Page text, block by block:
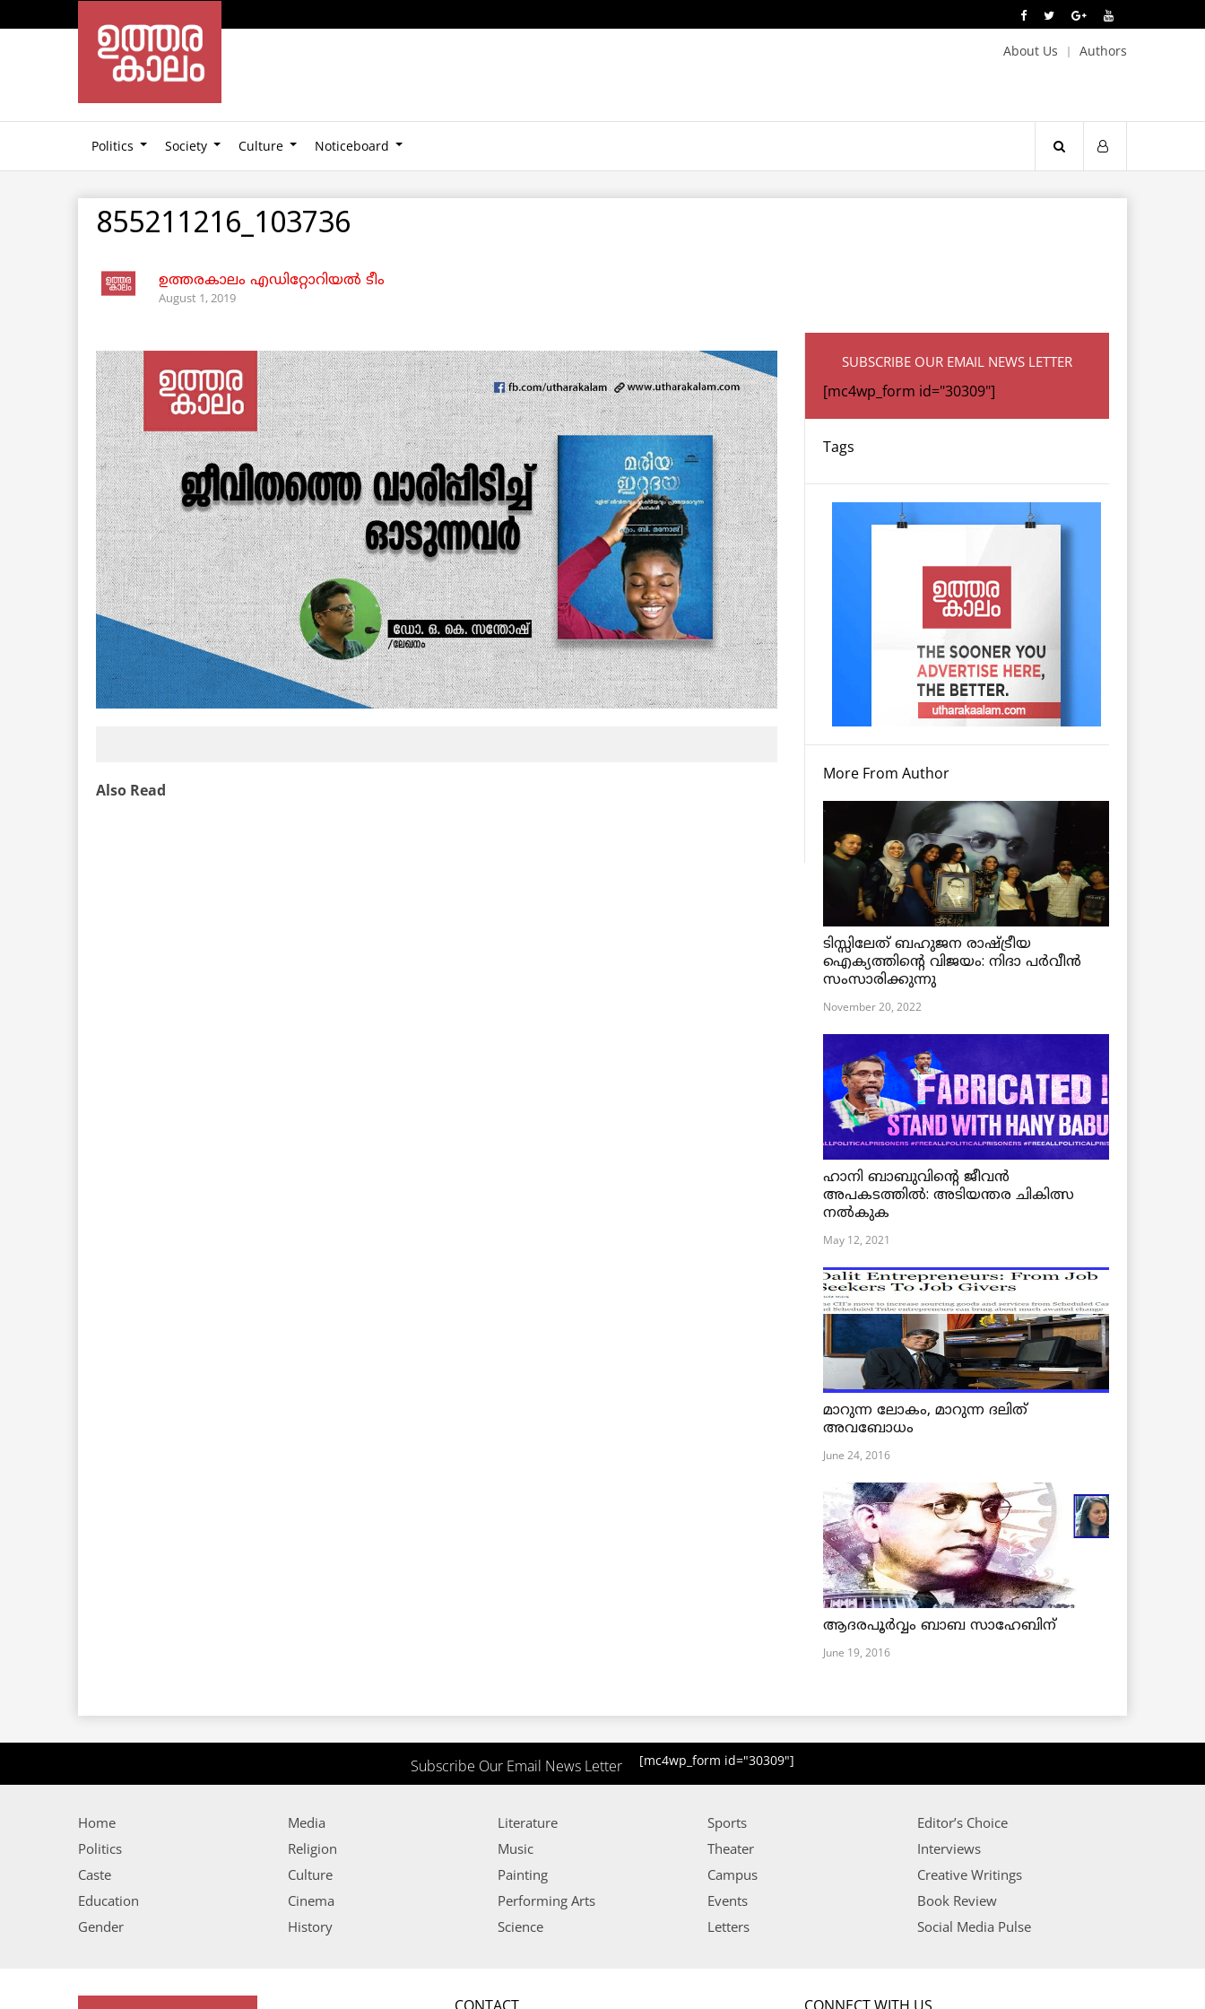
About Us Authors
Politics Society Culture Noticeboard
855211216_103736
ഉത്തരകാലം എഡിറ്റോറിയല്‍ ടീം
August 1, 2019
Also Read
SUBSCRIBE OUR EMAIL NEWS LETTER
[mc4wp_form id="30309"]
Tags
More From Author
ടിസ്സിലേത് ബഹുജന രാഷ്ട്രീയ
ഐക്യത്തിന്റെ വിജയം: നിദാ പർവീൻ
സംസാരിക്കുന്നു
November 20, 2022
ഹാനി ബാബുവിന്റെ ജീവൻ
അപകടത്തിൽ: അടിയന്തര ചികിത്സ
നൽകുക
May 12, 2021
മാറുന്ന ലോകം, മാറുന്ന ദലിത്
അവബോധം
June 24, 2016
ആദരപൂര്‍വ്വം ബാബ സാഹേബിന്
June 19, 2016
Subscribe Our Email News Letter [mc4wp_form id="30309"]
Home
Politics
Caste
Education
Gender
Media
Religion
Culture
Cinema
History
Literature
Music
Painting
Performing Arts
Science
Sports
Theater
Campus
Events
Letters
Editor’s Choice
Interviews
Creative Writings
Book Review
Social Media Pulse